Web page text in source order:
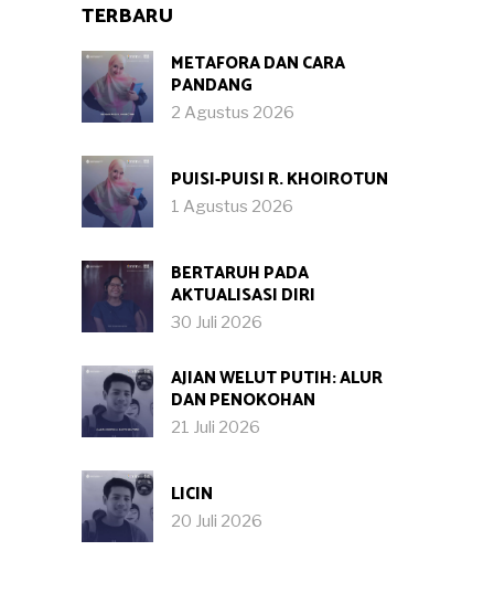
TERBARU
METAFORA DAN CARA
PANDANG
2 Agustus 2026
PUISI-PUISI R. KHOIROTUN
1 Agustus 2026
BERTARUH PADA
AKTUALISASI DIRI
30 Juli 2026
AJIAN WELUT PUTIH: ALUR
DAN PENOKOHAN
21 Juli 2026
LICIN
20 Juli 2026